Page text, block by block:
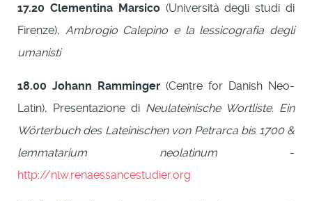
17.20 Clementina Marsico(Università degli studi di
Firenze), Ambrogio Calepino e la lessicografia degli
umanisti
18.00 Johann Ramminger (Centre for Danish Neo-
Latin), Presentazione di Neulateinische Wortliste. Ein
Wörterbuch des Lateinischen von Petrarca bis 1700 &
lemmatarium neolatinum -
http://nlw.renaessancestudier.org